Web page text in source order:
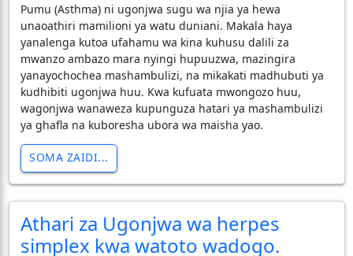
Pumu (Asthma) ni ugonjwa sugu wa njia ya hewa
unaoathiri mamilioni ya watu duniani. Makala haya
yanalenga kutoa ufahamu wa kina kuhusu dalili za
mwanzo ambazo mara nyingi hupuuzwa, mazingira
yanayochochea mashambulizi, na mikakati madhubuti ya
kudhibiti ugonjwa huu. Kwa kufuata mwongozo huu,
wagonjwa wanaweza kupunguza hatari ya mashambulizi
ya ghafla na kuboresha ubora wa maisha yao.
SOMA ZAIDI...
Athari za Ugonjwa wa herpes
simplex kwa watoto wadogo.